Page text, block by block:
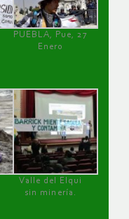
PUEBLA, Pue, 27
Enero
Valle del Elqui
sin minería.